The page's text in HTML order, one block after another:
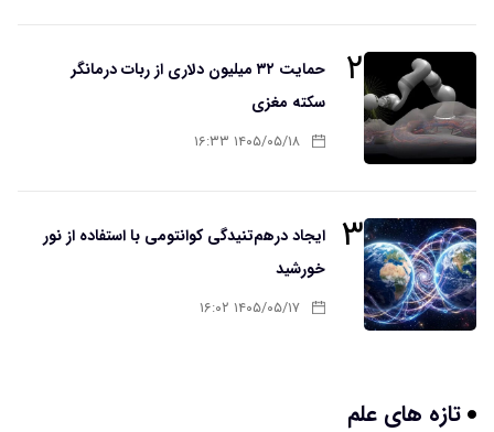
۲
حمایت ۳۲ میلیون دلاری از ربات درمانگر
سکته مغزی
۱۴۰۵/۰۵/۱۸ ۱۶:۳۳
۳
ایجاد درهم‌تنیدگی کوانتومی با استفاده از نور
خورشید
۱۴۰۵/۰۵/۱۷ ۱۶:۰۲
تازه های علم